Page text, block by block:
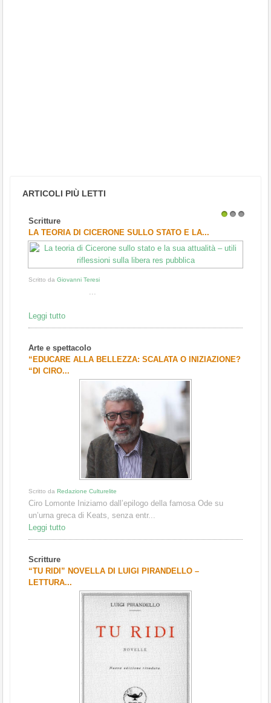
ARTICOLI PIÙ LETTI
Scritture
LA TEORIA DI CICERONE SULLO STATO E LA...
Scritto da Giovanni Teresi
...
Leggi tutto
Arte e spettacolo
“EDUCARE ALLA BELLEZZA: SCALATA O INIZIAZIONE?
“DI CIRO...
Scritto da Redazione Culturelite
Ciro Lomonte Iniziamo dall’epilogo della famosa Ode su
un’urna greca di Keats, senza entr...
Leggi tutto
Scritture
“TU RIDI” NOVELLA DI LUIGI PIRANDELLO –
LETTURA...